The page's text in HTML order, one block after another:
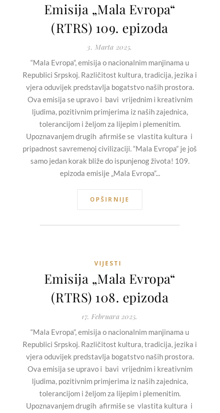
Emisija „Mala Evropa“
(RTRS) 109. epizoda
3. Marta 2025.
“Mala Evropa“, emisija o nacionalnim manjinama u
Republici Srpskoj. Različitost kultura, tradicija, jezika i
vjera oduvijek predstavlja bogatstvo naših prostora.
Ova emisija se upravo i bavi vrijednim i kreativnim
ljudima, pozitivnim primjerima iz naših zajednica,
tolerancijom i željom za lijepim i plemenitim.
Upoznavanjem drugih afirmiše se vlastita kultura i
pripadnost savremenoj civilizaciji. “Mala Evropa“ je još
samo jedan korak bliže do ispunjenog života! 109.
epizoda emisije „Mala Evropa“...
OPŠIRNIJE
VIJESTI
Emisija „Mala Evropa“
(RTRS) 108. epizoda
17. Februara 2025.
“Mala Evropa“, emisija o nacionalnim manjinama u
Republici Srpskoj. Različitost kultura, tradicija, jezika i
vjera oduvijek predstavlja bogatstvo naših prostora.
Ova emisija se upravo i bavi vrijednim i kreativnim
ljudima, pozitivnim primjerima iz naših zajednica,
tolerancijom i željom za lijepim i plemenitim.
Upoznavanjem drugih afirmiše se vlastita kultura i